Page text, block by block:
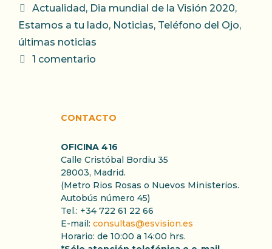
Categorías
Actualidad , Dia mundial de la Visión 2020,
Estamos a tu lado, Noticias, Teléfono del Ojo,
últimas noticias
1 comentario
CONTACTO
OFICINA 416
Calle Cristóbal Bordiu 35
28003, Madrid.
(Metro Rios Rosas o Nuevos Ministerios.
Autobús número 45)
Tel.: +34 722 61 22 66
E-mail: consultas@esvision.es
Horario: de 10:00 a 14:00 hrs.